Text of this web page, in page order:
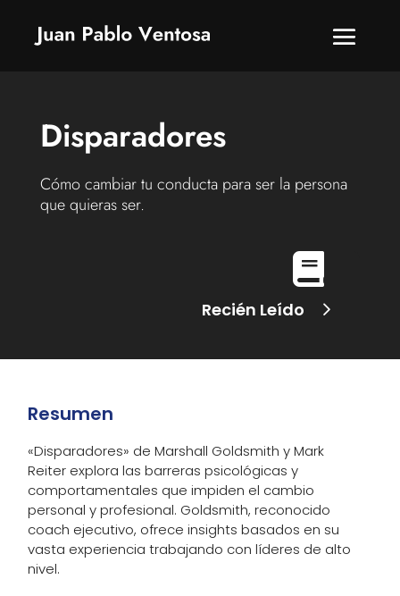
Disparadores
Cómo cambiar tu conducta para ser la persona
que quieras ser.

Recién Leído
Resumen
«Disparadores» de Marshall Goldsmith y Mark
Reiter explora las barreras psicológicas y
comportamentales que impiden el cambio
personal y profesional. Goldsmith, reconocido
coach ejecutivo, ofrece insights basados en su
vasta experiencia trabajando con líderes de alto
nivel.